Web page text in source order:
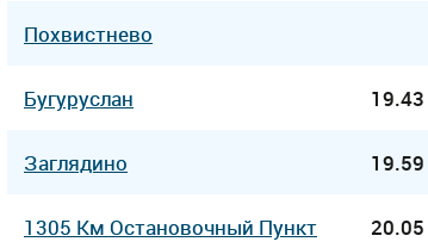
Похвистнево
Бугуруслан 19.43
Заглядино 19.59
1305 Км Остановочный Пункт 20.05